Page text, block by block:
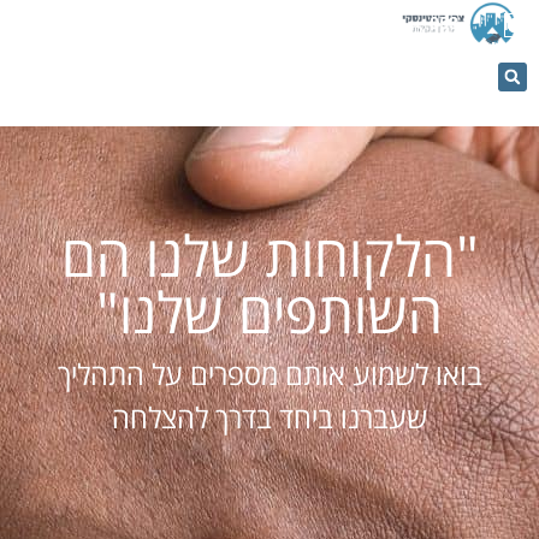
053-
5366884
"הלקוחות שלנו הם
השותפים שלנו"
בואו לשמוע אותם מספרים על התהליך
שעברנו ביחד בדרך להצלחה